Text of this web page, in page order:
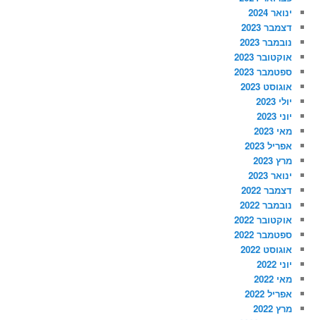
ינואר 2024
דצמבר 2023
נובמבר 2023
אוקטובר 2023
ספטמבר 2023
אוגוסט 2023
יולי 2023
יוני 2023
מאי 2023
אפריל 2023
מרץ 2023
ינואר 2023
דצמבר 2022
נובמבר 2022
אוקטובר 2022
ספטמבר 2022
אוגוסט 2022
יוני 2022
מאי 2022
אפריל 2022
מרץ 2022